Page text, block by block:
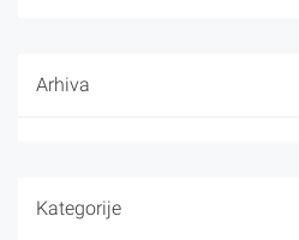
Arhiva
Kategorije